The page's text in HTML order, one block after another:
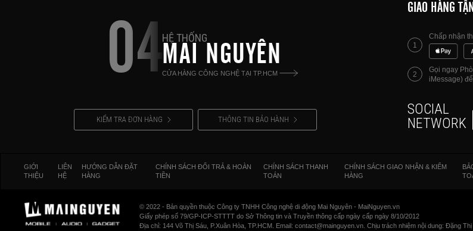
04HỆ THỐNG
MAI NGUYÊN
CỬA HÀNG CÔNG NGHỆ TẠI TP.HCM
KIỂM TRA ĐƠN HÀNG THÔNG TIN BẢO HÀNH
GIAO HÀNG
1
Chấp nhận
2
Gọi ngay
iMessage)
SOCIAL
NETWORK
GIỚI
THIỆU
LIÊN
HỆ
HƯỚNG DẪN ĐẶT
HÀNG
CHÍNH SÁCH ĐỔI TRẢ & HOÀN
TIỀN
CHÍNH SÁCH THANH
TOÁN
CHÍNH SÁCH GIAO NHẬN & KIỂM
HÀNG
© 2022 - Bản quyền thuộc Công ty TNHH Công nghệ di động Mai Nguyên - MaiNguyen.vn
Giấy phép số 79/GP-ICP-STTTT do Sở Thông tin và Truyền thông cấp ngày cấp ngày 8/10/2012
Địa chỉ: 144 Võ Thị Sáu, P.Xuân Hòa, TP.HCM. Email: contact@mainguyen.vn. Chịu trách nhiệm nội dung: Đặng